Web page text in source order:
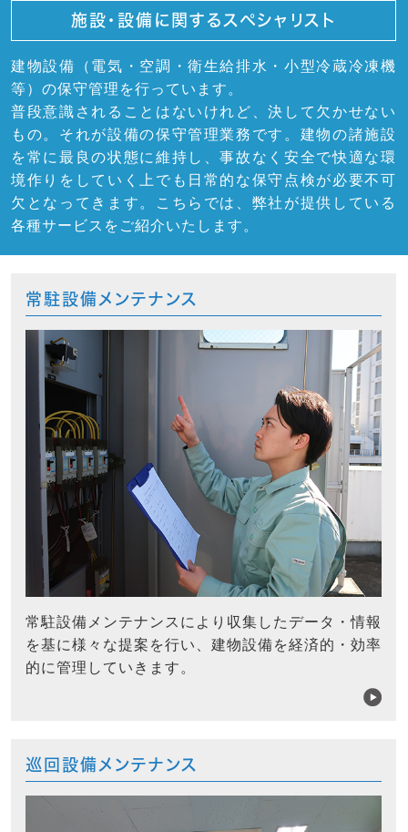
施設・設備に関するスペシャリスト
建物設備（電気・空調・衛生給排水・小型冷蔵冷凍機
等）の保守管理を行っています。
普段意識されることはないけれど、決して欠かせない
もの。それが設備の保守管理業務です。建物の諸施設
を常に最良の状態に維持し、事故なく安全で快適な環
境作りをしていく上でも日常的な保守点検が必要不可
欠となってきます。こちらでは、弊社が提供している
各種サービスをご紹介いたします。
常駐設備メンテナンス
常駐設備メンテナンスにより収集したデータ・情報
を基に様々な提案を行い、建物設備を経済的・効率
的に管理していきます。
巡回設備メンテナンス